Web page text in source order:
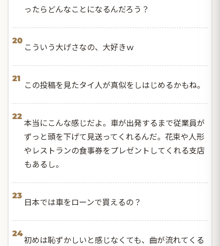
ったらどんなことになるんだろう？
20
こういう大げさなの、大好きｗ
21
この投稿を見たタイ人が真似をしはじめるかもね。
22
本当にこんな感じだよ。車が出発するまで従業員が
ずっと頭を下げて見送ってくれるんだ。花束や人形
やレストランの食事券をプレゼントしてくれる支店
もあるし。
23
日本では車をローンで買えるの？
24
初めは恥ずかしいと感じなくても、曲が流れてくる